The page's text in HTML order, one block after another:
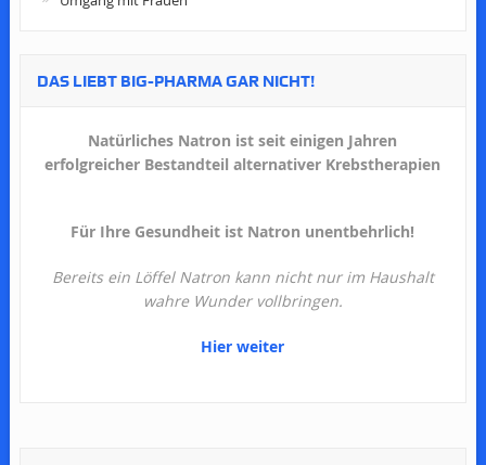
DAS LIEBT BIG-PHARMA GAR NICHT!
Natürliches Natron ist seit einigen Jahren
erfolgreicher Bestandteil alternativer Krebstherapien
Für Ihre Gesundheit ist Natron unentbehrlich!
Bereits ein Löffel Natron kann nicht nur im Haushalt
wahre Wunder vollbringen.
Hier weiter